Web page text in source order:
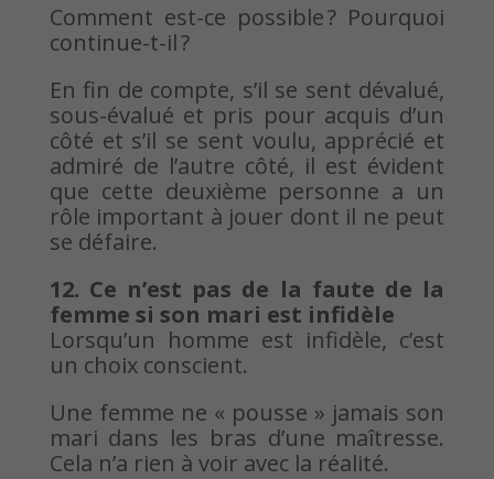
Comment est-ce possible ? Pourquoi
continue-t-il ?
En fin de compte, s’il se sent dévalué,
sous-évalué et pris pour acquis d’un
côté et s’il se sent voulu, apprécié et
admiré de l’autre côté, il est évident
que cette deuxième personne a un
rôle important à jouer dont il ne peut
se défaire.
12. Ce n’est pas de la faute de la
femme si son mari est infidèle
Lorsqu’un homme est infidèle, c’est
un choix conscient.
Une femme ne « pousse » jamais son
mari dans les bras d’une maîtresse.
Cela n’a rien à voir avec la réalité.